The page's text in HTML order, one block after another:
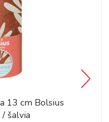
13 cm Bolsius
šalvia